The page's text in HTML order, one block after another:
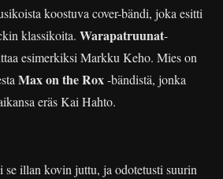
koostuva cover-bändi, joka esitti
klassikoita. Warapatruunat-
esimerkiksi Markku Keho. Mies on
Max on the Rox-bändistä, jonka
eräs Kai Hahto.
se illan kovin juttu, ja odotetusti suurin